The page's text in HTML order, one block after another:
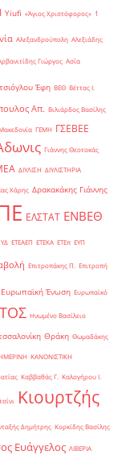
Yiufi «Άγιος Χριστόφορος» ΄1
Αλεξανδρούπολη Αλεξιάδης
Γιώργος Ασία
Έφη ΒΕΘ Βέττας Ι.
Απ. Βιλιάρδος Βασίλης
ΓΕΜΗ ΓΣΕΒΕΕ
Γιάννης Θεοτοκάς
ΔΙΥΛΙΣΗ ΔΙΥΛΙΣΤΗΡΙΑ
Χάρης Δρακακάκης Γιάννης
ΕΛΣΤΑΤ ΕΝΒΕΘ
ΕΤΕΑΕΠ ΕΤΕΚΑ ΕΤΕπ ΕΥΠ
Επιτροπάκης Π. Επιτροπή
Ευρωπαϊκή Ένωση Ευρωπαϊκό
Ηνωμένο Βασίλειο
Θράκη Θωμαδάκης
ΚΑΝΟΝΙΣΤΙΚΗ
Καββαθάς Γ. Καλογήρου Ι.
Κιουρτζής
Δημήτρης Κορκίδης Βασίλης
Ευάγγελος ΛΙΒΕΡΙΑ